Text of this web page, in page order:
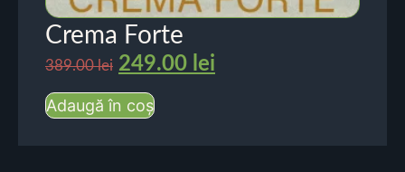
Crema Forte
389.00lei 249.00 lei
Adaugă în coș